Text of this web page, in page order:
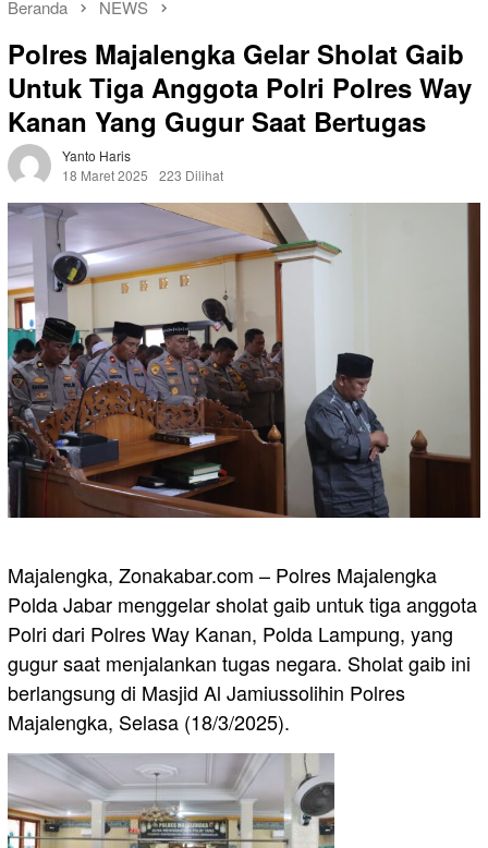
Beranda NEWS
Polres Majalengka Gelar Sholat Gaib
Untuk Tiga Anggota Polri Polres Way
Kanan Yang Gugur Saat Bertugas
Yanto Haris
18 Maret 2025
223 Dilihat
Majalengka, Zonakabar.com – Polres Majalengka
Polda Jabar menggelar sholat gaib untuk tiga anggota
Polri dari Polres Way Kanan, Polda Lampung, yang
gugur saat menjalankan tugas negara. Sholat gaib ini
berlangsung di Masjid Al Jamiussolihin Polres
Majalengka, Selasa (18/3/2025).